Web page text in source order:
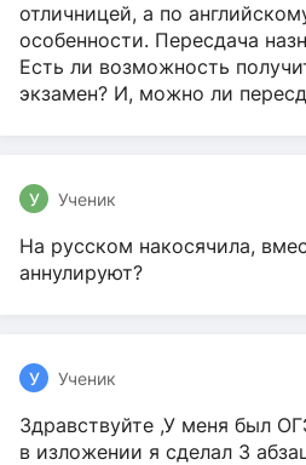
отличницей, а по
особенности. Пересдача
Есть ли возможность
экзамен? И, можно ли
У Ученик
На русском накосячила,
аннулируют?
У Ученик
Здравствуйте ,У меня был
в изложении я сделал 3